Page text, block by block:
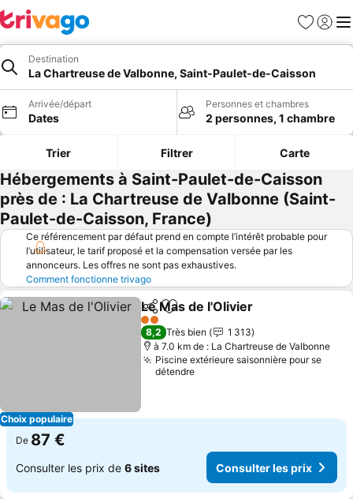
Favoris
Se
Destination
La Chartreuse de Valbonne, Saint-Paulet-de-Caisson
Arrivée/départ
Dates
Personnes et chambres
2 personnes, 1 chambre
Trier Filtrer Carte
Hébergements à Saint-Paulet-de-Caisson
près de : La Chartreuse de Valbonne (Saint-
Paulet-de-Caisson, France)
Ce référencement par défaut prend en compte l’intérêt probable pour
l’utilisateur, le tarif proposé et la compensation versée par les
annonceurs. Les offres ne sont pas exhaustives.
Comment fonctionne trivago
Choix populaire
PartagerAjouter à mes favoris
Le Mas de l'Olivier
2 Étoiles
8,2 Très bien
1 313
à 7.0 km de : La Chartreuse de Valbonne
Piscine extérieure saisonnière pour se
détendre
De 87 €
Consulter les prix de 6 sites Consulter les prix